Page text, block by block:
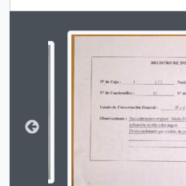
Changing the current